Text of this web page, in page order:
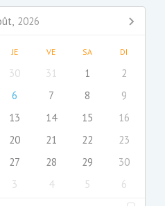
2026
JE VE SA DI
30 31 1
2
6 7 8
9
13 14 15
16
20 21 22
23
27 28 29
30
3 4 5 6